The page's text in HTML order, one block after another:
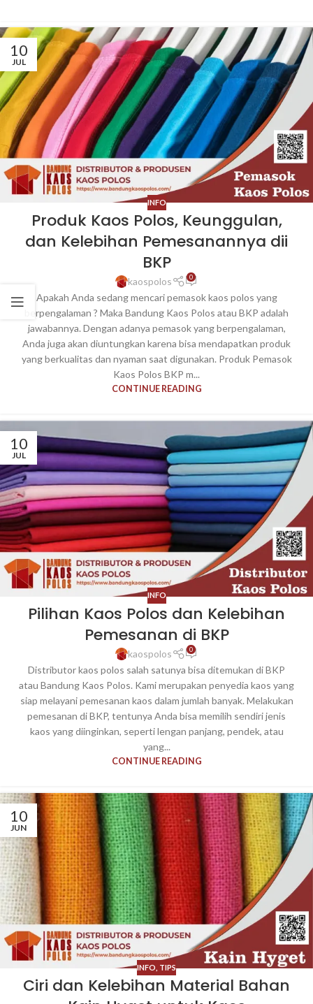
10
JUL
INFO
Produk Kaos Polos, Keunggulan,
dan Kelebihan Pemesanannya dii
BKP
kaospolos 0
Apakah Anda sedang mencari pemasok kaos polos yang
berpengalaman ? Maka Bandung Kaos Polos atau BKP adalah
jawabannya. Dengan adanya pemasok yang berpengalaman,
Anda juga akan diuntungkan karena bisa mendapatkan produk
yang berkualitas dan nyaman saat digunakan. Produk Pemasok
Kaos Polos BKP m...
CONTINUE READING
10
JUL
INFO
Pilihan Kaos Polos dan Kelebihan
Pemesanan di BKP
kaospolos 0
Distributor kaos polos salah satunya bisa ditemukan di BKP
atau Bandung Kaos Polos. Kami merupakan penyedia kaos yang
siap melayani pemesanan kaos dalam jumlah banyak. Melakukan
pemesanan di BKP, tentunya Anda bisa memilih sendiri jenis
kaos yang diinginkan, seperti lengan panjang, pendek, atau
yang...
CONTINUE READING
10
JUN
INFO TIPS
Ciri dan Kelebihan Material Bahan